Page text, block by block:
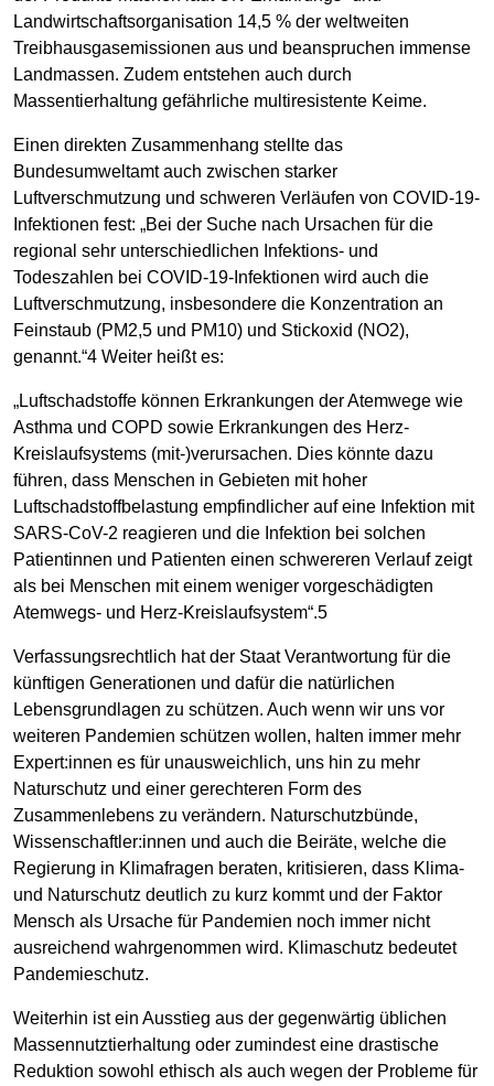
Landwirtschaftsorganisation 14,5 % der weltweiten
Treibhausgasemissionen aus und beanspruchen immense
Landmassen. Zudem entstehen auch durch
Massentierhaltung gefährliche multiresistente Keime.
Einen direkten Zusammenhang stellte das
Bundesumweltamt auch zwischen starker
Luftverschmutzung und schweren Verläufen von COVID-19-
Infektionen fest: „Bei der Suche nach Ursachen für die
regional sehr unterschiedlichen Infektions- und
Todeszahlen bei COVID-19-Infektionen wird auch die
Luftverschmutzung, insbesondere die Konzentration an
Feinstaub (PM2,5 und PM10) und Stickoxid (NO2),
genannt.“4 Weiter heißt es:
„Luftschadstoffe können Erkrankungen der Atemwege wie
Asthma und COPD sowie Erkrankungen des Herz-
Kreislaufsystems (mit-)verursachen. Dies könnte dazu
führen, dass Menschen in Gebieten mit hoher
Luftschadstoffbelastung empfindlicher auf eine Infektion mit
SARS-CoV-2 reagieren und die Infektion bei solchen
Patientinnen und Patienten einen schwereren Verlauf zeigt
als bei Menschen mit einem weniger vorgeschädigten
Atemwegs- und Herz-Kreislaufsystem“.5
Verfassungsrechtlich hat der Staat Verantwortung für die
künftigen Generationen und dafür die natürlichen
Lebensgrundlagen zu schützen. Auch wenn wir uns vor
weiteren Pandemien schützen wollen, halten immer mehr
Expert:innen es für unausweichlich, uns hin zu mehr
Naturschutz und einer gerechteren Form des
Zusammenlebens zu verändern. Naturschutzbünde,
Wissenschaftler:innen und auch die Beiräte, welche die
Regierung in Klimafragen beraten, kritisieren, dass Klima-
und Naturschutz deutlich zu kurz kommt und der Faktor
Mensch als Ursache für Pandemien noch immer nicht
ausreichend wahrgenommen wird. Klimaschutz bedeutet
Pandemieschutz.
Weiterhin ist ein Ausstieg aus der gegenwärtig üblichen
Massennutztierhaltung oder zumindest eine drastische
Reduktion sowohl ethisch als auch wegen der Probleme für